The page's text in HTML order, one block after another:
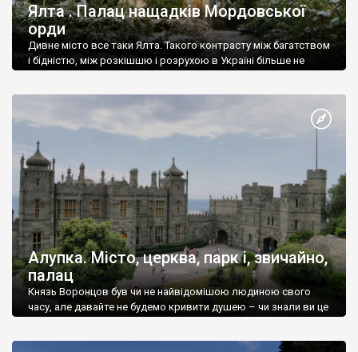
Ялта . Палац нащадків Мордовської
орди
Дивне місто все таки Ялта. Такого контрасту між багатством
і бідністю, між розкішшю і розрухою в Україні більше не
Алупка. Місто, церква, парк і, звичайно,
палац
Князь Воронцов був чи не найвідомішою людиною свого
часу, але давайте не будемо кривити душею – чи знали ви це